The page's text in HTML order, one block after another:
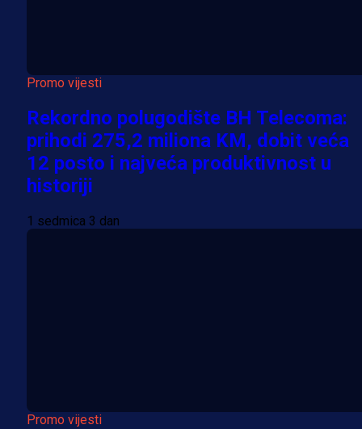
Promo vijesti
Rekordno polugodište BH Telecoma:
prihodi 275,2 miliona KM, dobit veća
12 posto i najveća produktivnost u
historiji
1 sedmica 3 dan
Promo vijesti